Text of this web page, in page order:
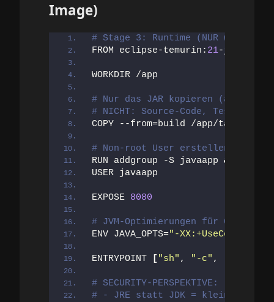
Image)
# Stage 3: Runtime (NUR was
FROM eclipse-temurin: 21-jre-
WORKDIR /app
# Nur das JAR kopieren (aus
# NICHT: Source-Code, Tests,
COPY --from=build /app/target/
# Non-root User erstellen
RUN addgroup -S javaapp &&
USER javaapp
EXPOSE 8080
# JVM-Optimierungen für Container
ENV JAVA_OPTS="-
ENTRYPOINT [ "sh" , "-c" ,
# SECURITY-PERSPEKTIVE:
# - JRE statt JDK = kleineres